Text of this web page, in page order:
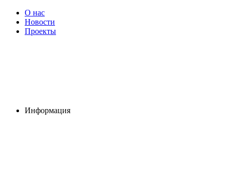
О нас
Новости
Проекты
Информация